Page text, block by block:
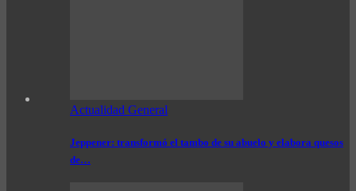
Actualidad General
Jeppener: transformó el tambo de su abuelo y elabora quesos
de…